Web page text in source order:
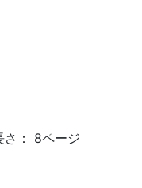
： 8ページ